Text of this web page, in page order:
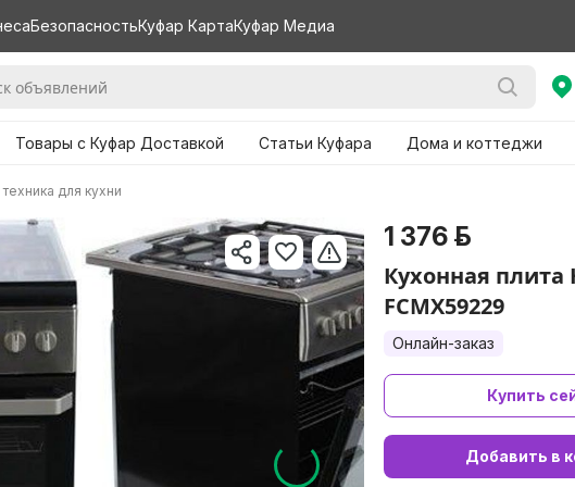
БезопасностьКуфар КартаКуфар Медиа
Товары с Куфар Доставкой Статьи Куфара Дома и коттеджи
для кухни
1 376 р.
Кухонная плита
FCMX59229
Онлайн-заказ
Купить
Добавить в